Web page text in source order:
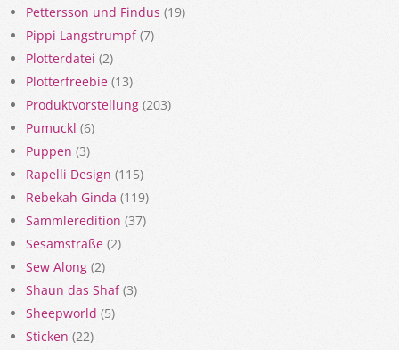
Pettersson und Findus (19)
Pippi Langstrumpf(7)
Plotterdatei (2)
Plotterfreebie (13)
Produktvorstellung (203)
Pumuckl (6)
Puppen (3)
Rapelli Design (115)
Rebekah Ginda (119)
Sammleredition (37)
Sesamstraße (2)
Sew Along (2)
Shaun das Shaf(3)
Sheepworld (5)
Sticken (22)